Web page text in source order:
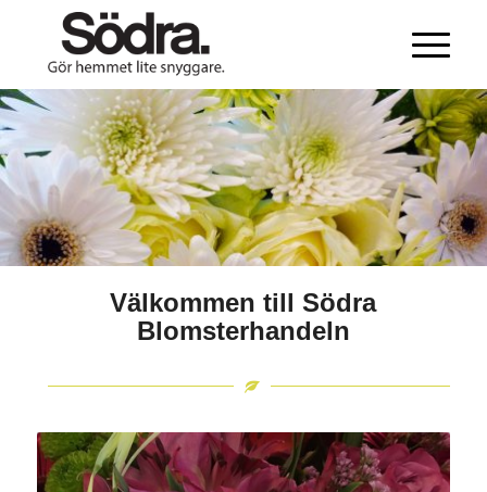
Välkommen till Södra
Blomsterhandeln